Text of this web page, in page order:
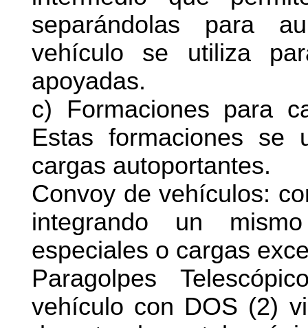
separándolas para
vehículo se utiliza
apoyadas.
c) Formaciones para
Estas formaciones se
cargas autoportantes.
Convoy de vehículos:
integrando un
especiales o cargas
Paragolpes
vehículo con DOS (2)